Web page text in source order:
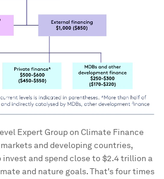
Expert Group on Climate Finance
and developing countries,
invest and spend close to $2.4 trillion a
and nature goals. That's four times